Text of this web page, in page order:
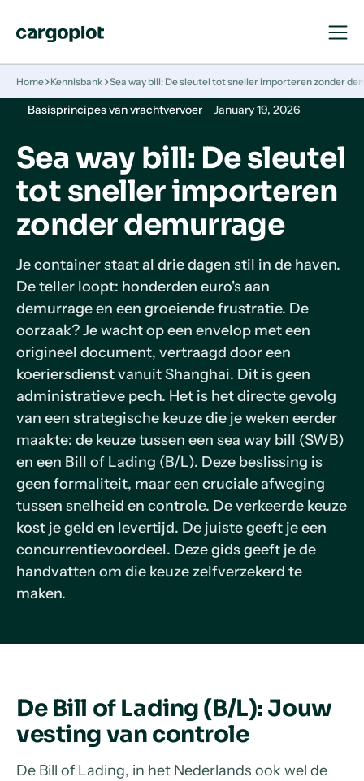
Open
Close
Home Kennisbank Sea way bill: De sleutel tot sneller importeren zonder
Basisprincipes van vrachtvervoer January 19, 2026
Sea way bill: De sleutel
tot sneller importeren
zonder demurrage
Je container staat al drie dagen stil in de haven.
De teller loopt: honderden euro's aan
demurrage en een groeiende frustratie. De
oorzaak? Je wacht op een envelop met een
origineel document, vertraagd door een
koeriersdienst vanuit Shanghai. Dit is geen
administratieve pech. Het is het directe gevolg
van een strategische keuze die je weken eerder
maakte: de keuze tussen een sea way bill (SWB)
en een Bill of Lading (B/L). Deze beslissing is
geen formaliteit, maar een cruciale afweging
tussen snelheid en controle. De verkeerde keuze
kost je geld en levertijd. De juiste geeft je een
concurrentievoordeel. Deze gids geeft je de
handvatten om die keuze zelfverzekerd te
maken.
De Bill of Lading (B/L): Jouw
vesting van controle
De Bill of Lading, in het Nederlands ook wel de